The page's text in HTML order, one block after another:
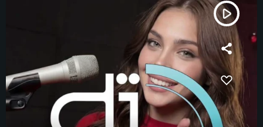
play_arrow